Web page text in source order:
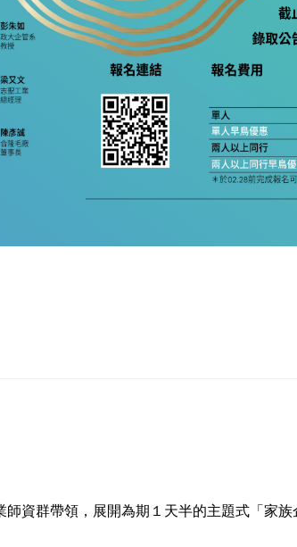
資群帶領，展開為期１天半的主題式「家